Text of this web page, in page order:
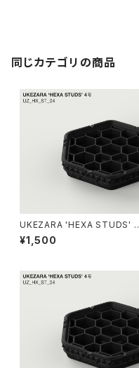
同じカテゴリの商品
UKEZARA 'HEXA STUDS' 4
号
¥1,500